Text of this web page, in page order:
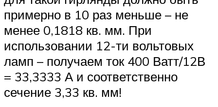
примерно в 10 раз меньше – не
менее 0,1818 кв. мм. При
использовании 12-ти вольтовых
ламп – получаем ток 400 Ватт/12В
= 33,3333 А и соответственно
сечение 3,33 кв. мм!